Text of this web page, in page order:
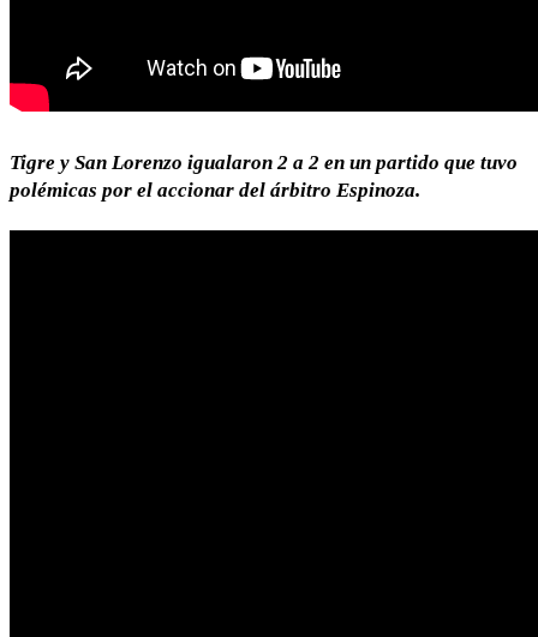
Tigre y San Lorenzo igualaron 2 a 2 en un partido que tuvo
polémicas por el accionar del árbitro Espinoza.